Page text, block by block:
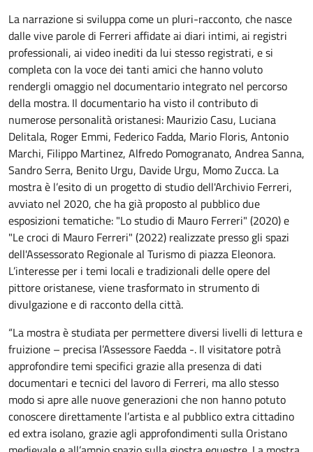
La narrazione si sviluppa come un pluri-racconto, che nasce
dalle vive parole di Ferreri affidate ai diari intimi, ai registri
professionali, ai video inediti da lui stesso registrati, e si
completa con la voce dei tanti amici che hanno voluto
rendergli omaggio nel documentario integrato nel percorso
della mostra. Il documentario ha visto il contributo di
numerose personalità oristanesi: Maurizio Casu, Luciana
Delitala, Roger Emmi, Federico Fadda, Mario Floris, Antonio
Marchi, Filippo Martinez, Alfredo Pomogranato, Andrea Sanna,
Sandro Serra, Benito Urgu, Davide Urgu, Momo Zucca. La
mostra è l’esito di un progetto di studio dell'Archivio Ferreri,
avviato nel 2020, che ha già proposto al pubblico due
esposizioni tematiche: "Lo studio di Mauro Ferreri" (2020) e
"Le croci di Mauro Ferreri" (2022) realizzate presso gli spazi
dell'Assessorato Regionale al Turismo di piazza Eleonora.
L’interesse per i temi locali e tradizionali delle opere del
pittore oristanese, viene trasformato in strumento di
divulgazione e di racconto della città.
“La mostra è studiata per permettere diversi livelli di lettura e
fruizione – precisa l’Assessore Faedda -. Il visitatore potrà
approfondire temi specifici grazie alla presenza di dati
documentari e tecnici del lavoro di Ferreri, ma allo stesso
modo si apre alle nuove generazioni che non hanno potuto
conoscere direttamente l’artista e al pubblico extra cittadino
ed extra isolano, grazie agli approfondimenti sulla Oristano